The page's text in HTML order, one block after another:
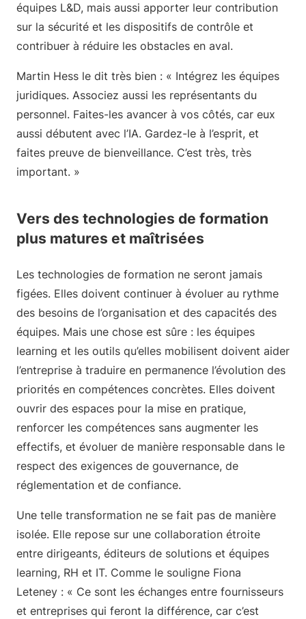
équipes L&D, mais aussi apporter leur contribution
sur la sécurité et les dispositifs de contrôle et
contribuer à réduire les obstacles en aval.
Martin Hess le dit très bien : « Intégrez les équipes
juridiques. Associez aussi les représentants du
personnel. Faites-les avancer à vos côtés, car eux
aussi débutent avec l’IA. Gardez-le à l’esprit, et
faites preuve de bienveillance. C’est très, très
important. »
Vers des technologies de formation
plus matures et maîtrisées
Les technologies de formation ne seront jamais
figées. Elles doivent continuer à évoluer au rythme
des besoins de l’organisation et des capacités des
équipes. Mais une chose est sûre : les équipes
learning et les outils qu’elles mobilisent doivent aider
l’entreprise à traduire en permanence l’évolution des
priorités en compétences concrètes. Elles doivent
ouvrir des espaces pour la mise en pratique,
renforcer les compétences sans augmenter les
effectifs, et évoluer de manière responsable dans le
respect des exigences de gouvernance, de
réglementation et de confiance.
Une telle transformation ne se fait pas de manière
isolée. Elle repose sur une collaboration étroite
entre dirigeants, éditeurs de solutions et équipes
learning, RH et IT. Comme le souligne Fiona
Leteney : « Ce sont les échanges entre fournisseurs
et entreprises qui feront la différence, car c’est